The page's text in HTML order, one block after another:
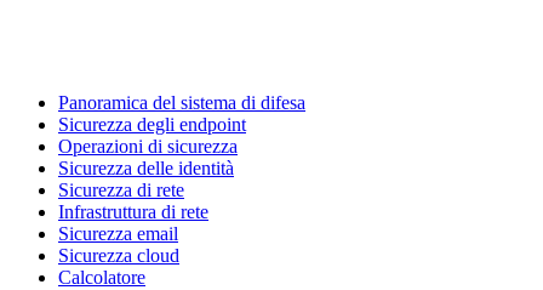
Panoramica del sistema di difesa
Sicurezza degli endpoint
Operazioni di sicurezza
Sicurezza delle identità
Sicurezza di rete
Infrastruttura di rete
Sicurezza email
Sicurezza cloud
Calcolatore